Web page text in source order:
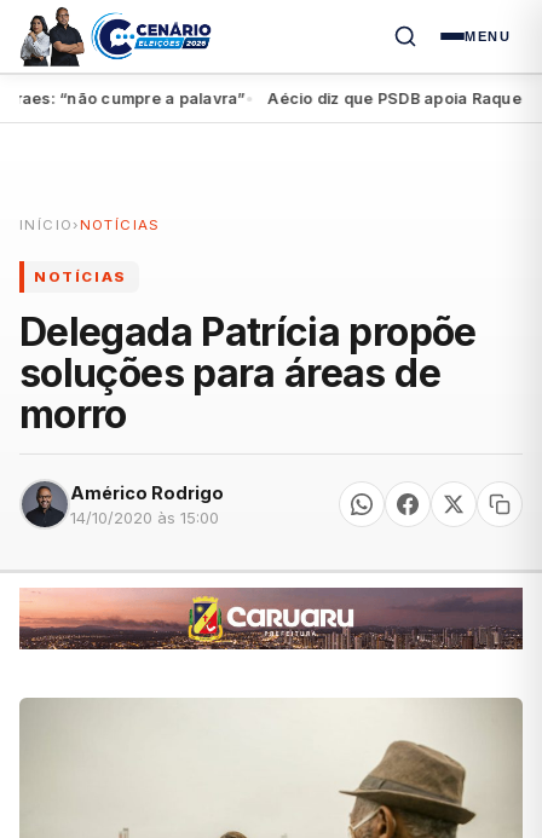
MENU
“não cumpre a palavra”● Aécio diz que PSDB apoia Raquel,
INÍCIO › NOTÍCIAS
NOTÍCIAS
Delegada Patrícia propõe
soluções para áreas de
morro
Américo Rodrigo
14/10/2020 às 15:00